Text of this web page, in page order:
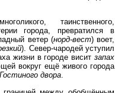
таинственного,
города, превратился в
ветер (норд-вест) воет,
). Север-чародей уступил
жизни в городе висит запах
вокруг ещё живого города
двора.